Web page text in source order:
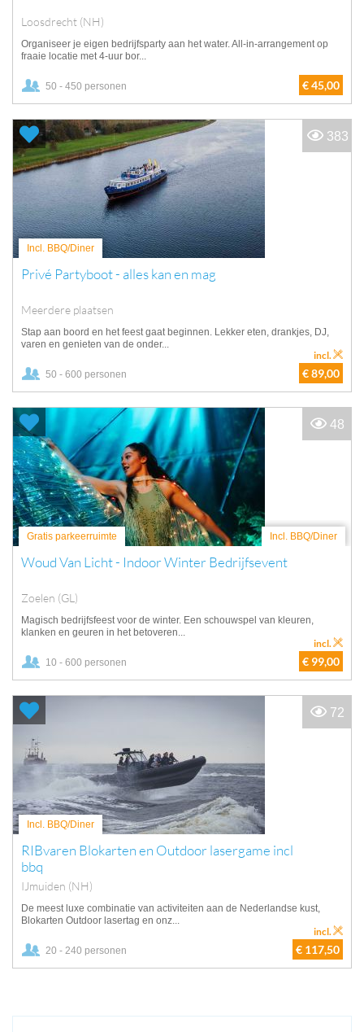
Loosdrecht (NH)
Organiseer je eigen bedrijfsparty aan het water. All-in-arrangement op
fraaie locatie met 4-uur bor...
50 - 450 personen € 45,00
Incl. BBQ/Diner
Privé Partyboot - alles kan en mag
Meerdere plaatsen
Stap aan boord en het feest gaat beginnen. Lekker eten, drankjes, DJ,
varen en genieten van de onder...
50 - 600 personen € 89,00
incl.
383
Gratis parkeerruimte Incl. BBQ/Diner
Woud Van Licht - Indoor Winter Bedrijfsevent
Zoelen (GL)
Magisch bedrijfsfeest voor de winter. Een schouwspel van kleuren,
klanken en geuren in het betoveren...
10 - 600 personen € 99,00
incl.
48
Incl. BBQ/Diner
RIBvaren Blokarten en Outdoor lasergame incl
bbq
IJmuiden (NH)
De meest luxe combinatie van activiteiten aan de Nederlandse kust,
Blokarten Outdoor lasertag en onz...
20 - 240 personen € 117,50
incl.
72